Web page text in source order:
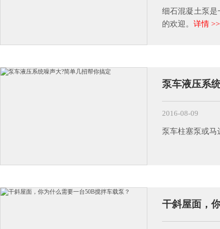
细石混凝土泵
的欢迎。 详情 >>
泵车液压系
2016-08-09
泵车柱塞泵或马
干斜屋面，